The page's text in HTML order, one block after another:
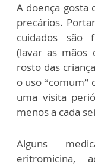
A doença gosta
precários.
cuidados são
(lavar as mãos
rosto das
o uso “comum”
uma visita
menos a cada
Alguns
eritromicina,